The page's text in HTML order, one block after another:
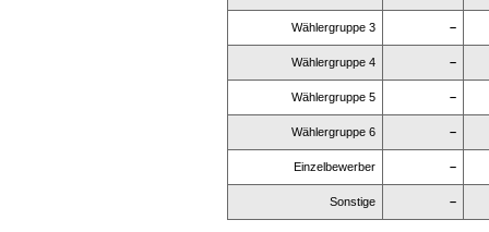
Wählergruppe 3 –
Wählergruppe 4 –
Wählergruppe 5 –
Wählergruppe 6 –
Einzelbewerber –
Sonstige –